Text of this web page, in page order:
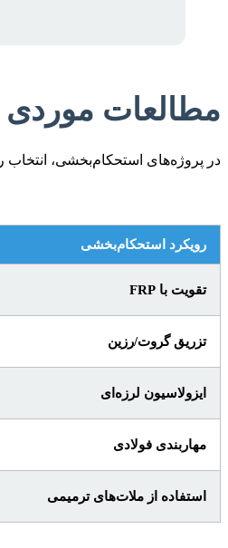
مطالعات موردی
در پروژه‌های استحکام‌بخشی،
رویکرد استحکام‌بخشی
تقویت با FRP
تزریق گروت/رزین
ایزولاسیون لرزه‌ای
مهاربندی فولادی
استفاده از ملات‌های ترمیمی